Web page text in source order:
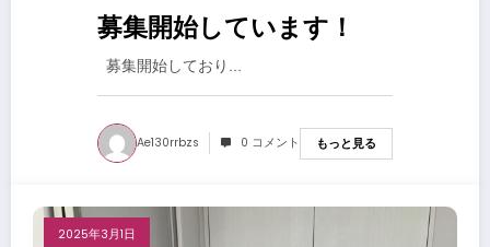
募集開始しています！
募集開始しており…
Ae130rrbzs 0 コメント もっと見る
2025年3月1日